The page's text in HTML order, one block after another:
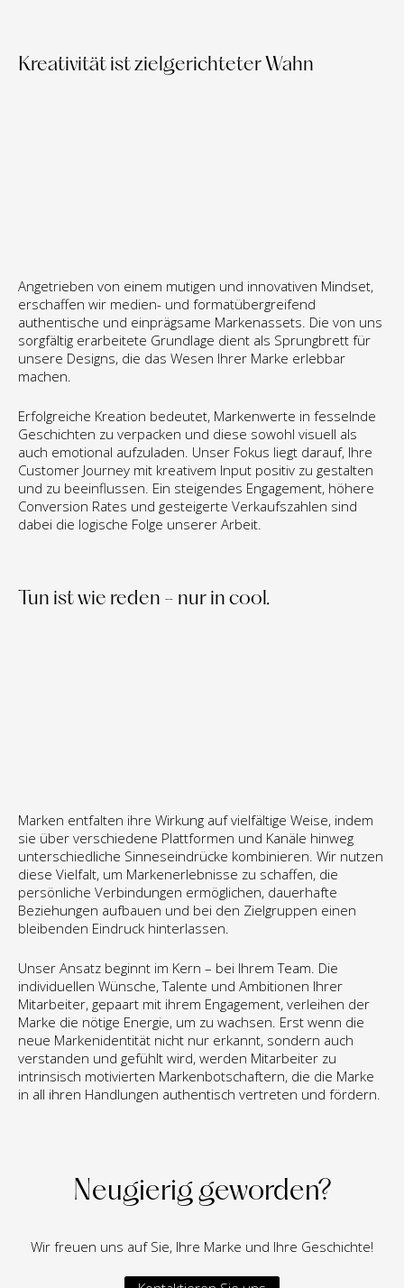
Kreativität ist zielgerichteter Wahn
Angetrieben von einem mutigen und innovativen Mindset,
erschaffen wir medien- und formatübergreifend
authentische und einprägsame Markenassets. Die von uns
sorgfältig erarbeitete Grundlage dient als Sprungbrett für
unsere Designs, die das Wesen Ihrer Marke erlebbar
machen.
Erfolgreiche Kreation bedeutet, Markenwerte in fesselnde
Geschichten zu verpacken und diese sowohl visuell als
auch emotional aufzuladen. Unser Fokus liegt darauf, Ihre
Customer Journey mit kreativem Input positiv zu gestalten
und zu beeinflussen. Ein steigendes Engagement, höhere
Conversion Rates und gesteigerte Verkaufszahlen sind
dabei die logische Folge unserer Arbeit.
Tun ist wie reden - nur in cool.
Marken entfalten ihre Wirkung auf vielfältige Weise, indem
sie über verschiedene Plattformen und Kanäle hinweg
unterschiedliche Sinneseindrücke kombinieren. Wir nutzen
diese Vielfalt, um Markenerlebnisse zu schaffen, die
persönliche Verbindungen ermöglichen, dauerhafte
Beziehungen aufbauen und bei den Zielgruppen einen
bleibenden Eindruck hinterlassen.
Unser Ansatz beginnt im Kern – bei Ihrem Team. Die
individuellen Wünsche, Talente und Ambitionen Ihrer
Mitarbeiter, gepaart mit ihrem Engagement, verleihen der
Marke die nötige Energie, um zu wachsen. Erst wenn die
neue Markenidentität nicht nur erkannt, sondern auch
verstanden und gefühlt wird, werden Mitarbeiter zu
intrinsisch motivierten Markenbotschaftern, die die Marke
in all ihren Handlungen authentisch vertreten und fördern.
Neugierig geworden?
Wir freuen uns auf Sie, Ihre Marke und Ihre Geschichte!